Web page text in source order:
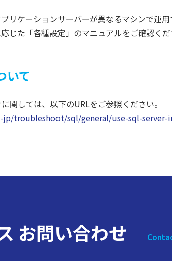
リケーションサーバーが異なるマシンで運
じた「各種設定」のマニュアルをご確認くだ
いて
関しては、以下のURLをご参照ください。
troubleshoot/sql/general/use-sql-server-
お問い合わせ